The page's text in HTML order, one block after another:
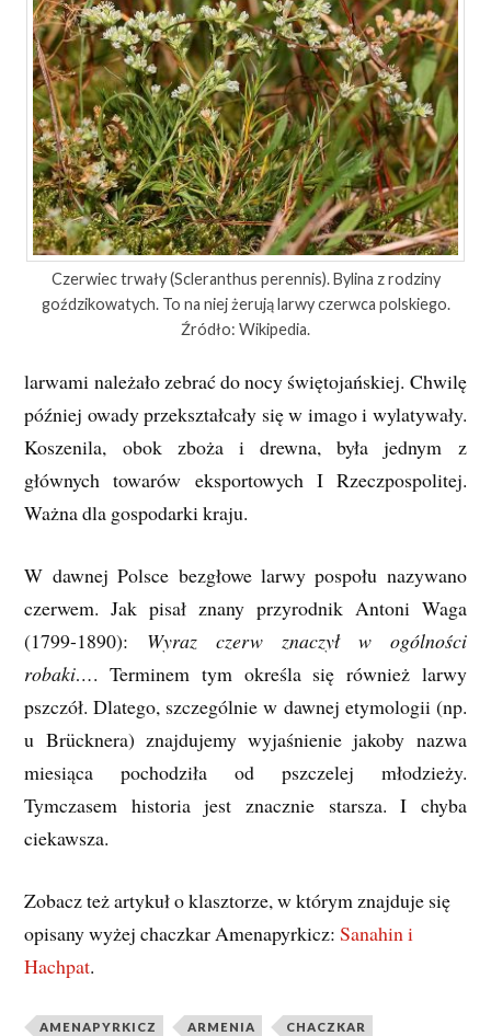
Czerwiec trwały (Scleranthus perennis). Bylina z rodziny
goździkowatych. To na niej żerują larwy czerwca polskiego.
Źródło: Wikipedia.
larwami należało zebrać do nocy świętojańskiej. Chwilę
później owady przekształcały się w imago i wylatywały.
Koszenila, obok zboża i drewna, była jednym z
głównych towarów eksportowych I Rzeczpospolitej.
Ważna dla gospodarki kraju.
W dawnej Polsce bezgłowe larwy pospołu nazywano
czerwem. Jak pisał znany przyrodnik Antoni Waga
(1799-1890): Wyraz czerw znaczył w ogólności
robaki…. Terminem tym określa się również larwy
pszczół. Dlatego, szczególnie w dawnej etymologii (np.
u Brücknera) znajdujemy wyjaśnienie jakoby nazwa
miesiąca pochodziła od pszczelej młodzieży.
Tymczasem historia jest znacznie starsza. I chyba
ciekawsza.
Zobacz też artykuł o klasztorze, w którym znajduje się
opisany wyżej chaczkar Amenapyrkicz:Sanahin i
Hachpat.
AMENAPYRKICZ ARMENIA CHACZKAR